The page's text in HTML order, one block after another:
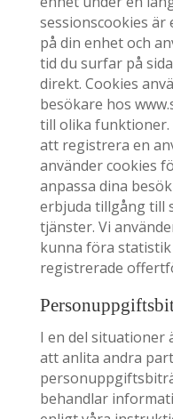
sessionscookies
på din enhet och
tid du surfar på
direkt. Cookies
besökare hos
till olika funktioner.
att registrera en
använder cookies
anpassa dina
erbjuda tillgång till
tjänster. Vi
kunna föra
registrerade
I en del situationer
att anlita andra
behandlar